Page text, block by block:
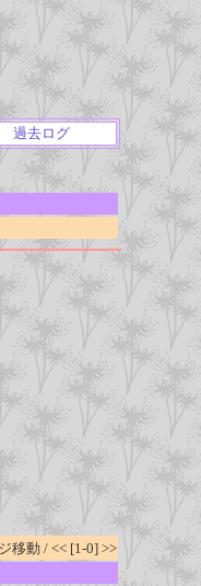
過去ログ
移動 / << [1-0] >>